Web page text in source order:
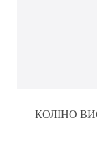
КОЛІНО